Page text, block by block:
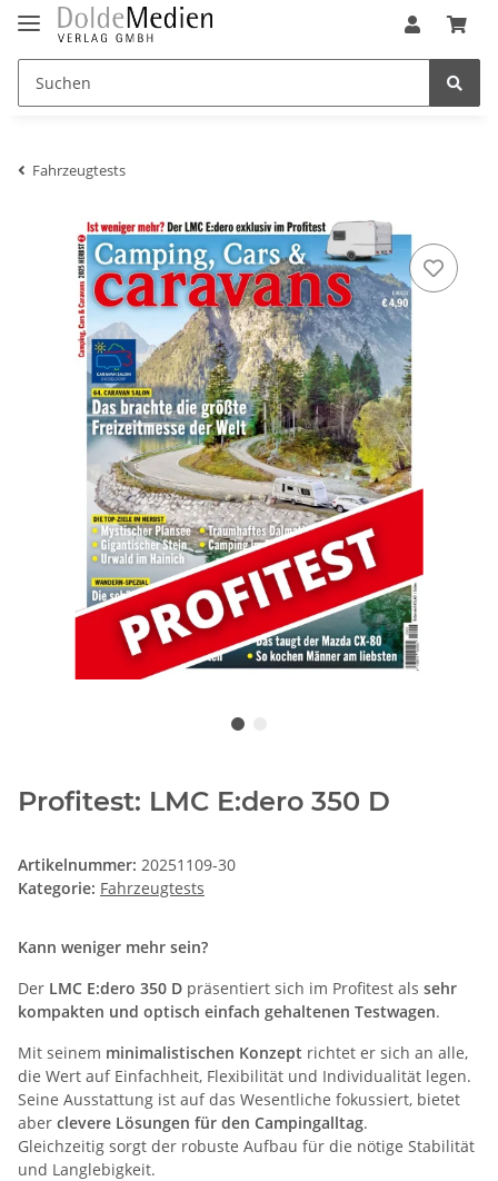
Fahrzeugtests
Profitest: LMC E:dero 350 D
Artikelnummer: 20251109-30
Kategorie: Fahrzeugtests
Kann weniger mehr sein?
Der LMC E:dero 350 D präsentiert sich im Profitest als sehr
kompakten und optisch einfach gehaltenen Testwagen.
Mit seinem minimalistischen Konzept richtet er sich an alle,
die Wert auf Einfachheit, Flexibilität und Individualität legen.
Seine Ausstattung ist auf das Wesentliche fokussiert, bietet
aber clevere Lösungen für den Campingalltag.
Gleichzeitig sorgt der robuste Aufbau für die nötige Stabilität
und Langlebigkeit.